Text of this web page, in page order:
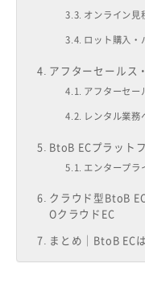
オンライン見
ロット購入・
アフターセールス
アフターセー
レンタル業務
BtoB ECプラット
エンタープラ
クラウド型BtoB
OクラウドEC
まとめ｜BtoB EC